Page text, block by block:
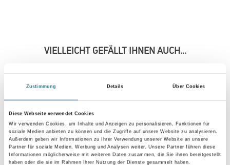
Zustimmung Details Über Cookies
Diese Webseite verwendet Cookies
Wir verwenden Cookies, um Inhalte und Anzeigen zu personalisieren, Funktionen für
soziale Medien anbieten zu können und die Zugriffe auf unsere Website zu analysieren.
Außerdem geben wir Informationen zu Ihrer Verwendung unserer Website an unsere
Partner für soziale Medien, Werbung und Analysen weiter. Unsere Partner führen diese
Informationen möglicherweise mit weiteren Daten zusammen, die Sie ihnen bereitgestellt
haben oder die sie im Rahmen Ihrer Nutzung der Dienste gesammelt haben.
VIELLEICHT GEFÄLLT IHNEN AUCH...
Friess
Techno Nahtroller